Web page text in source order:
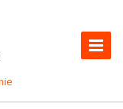
Toggle